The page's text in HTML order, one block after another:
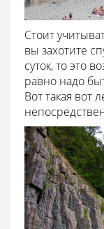
Стоит
вы захотите
суток, то это
равно надо
Вот такая вот